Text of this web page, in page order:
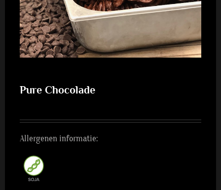
Pure Chocolade
Allergenen informatie: